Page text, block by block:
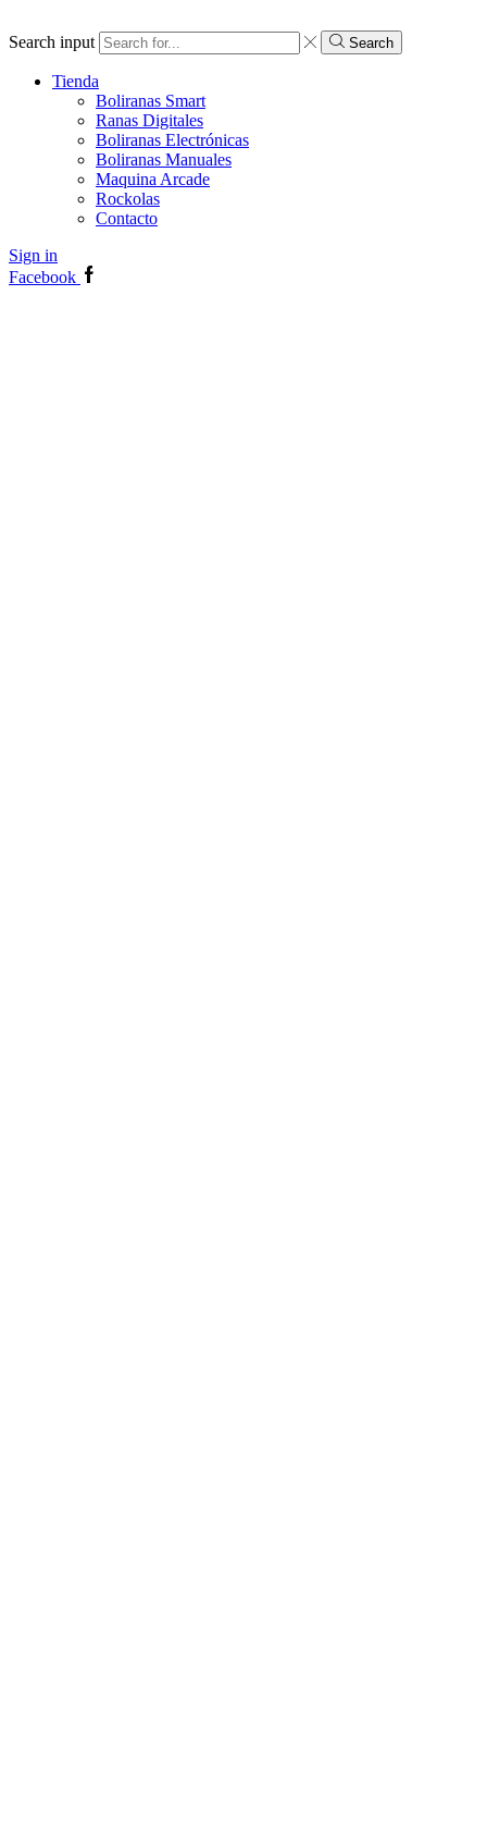
Search input Search
Tienda
Boliranas Smart
Ranas Digitales
Boliranas Electrónicas
Boliranas Manuales
Maquina Arcade
Rockolas
Contacto
Sign in
Facebook